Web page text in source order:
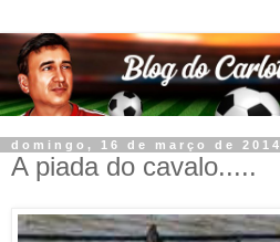
domingo, 16 de março de 2014
A piada do cavalo.....